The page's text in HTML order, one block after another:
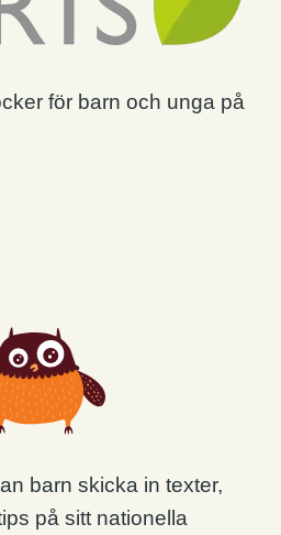
för barn och unga på
barn skicka in texter,
på sitt nationella